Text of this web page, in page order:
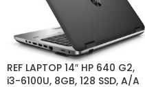
REF LAPTOP 14″ HP 640 G2,
i3-6100U, 8GB, 128 SSD, A/A